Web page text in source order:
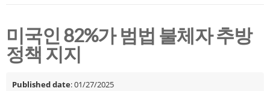
미국인 82%가 범법 불체자 추방
정책 지지
Published date: 01/27/2025